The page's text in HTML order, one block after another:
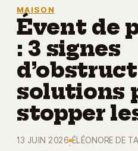
Écologie
MAISON
Évent de
: 3 signes
solutions
stopper
13 JUIN 2026
·
ÉLÉONORE DE